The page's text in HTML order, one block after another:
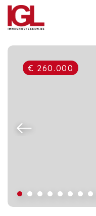
€ 260.000